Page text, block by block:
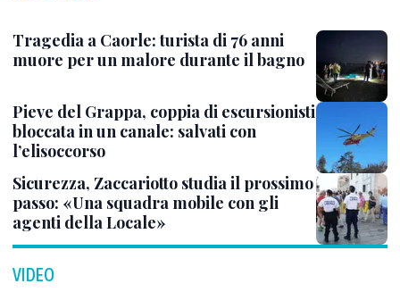
Tragedia a Caorle: turista di 76 anni
muore per un malore durante il bagno
Pieve del Grappa, coppia di escursionisti
bloccata in un canale: salvati con
l’elisoccorso
Sicurezza, Zaccariotto studia il prossimo
passo: «Una squadra mobile con gli
agenti della Locale»
VIDEO